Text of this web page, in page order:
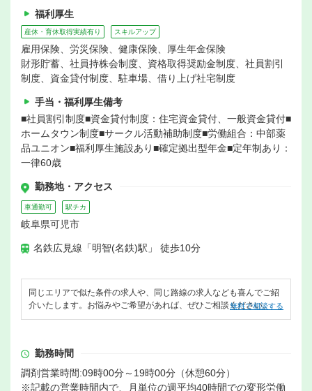
福利厚生
産休・育休取得実績有り スキルアップ
雇用保険、労災保険、健康保険、厚生年金保険
財形貯蓄、社員持株会制度、資格取得奨励金制度、社員割引
制度、資金貸付制度、駐車場、借り上げ社宅制度
手当・福利厚生備考
■社員割引制度■資金貸付制度：住宅資金貸付、一般資金貸付■
ホームタウン制度■サークル活動補助制度■労働組合：中部薬
品ユニオン■福利厚生施設あり■確定拠出型年金■定年制あり：
一律60歳
勤務地・アクセス
車通勤可 駅チカ
岐阜県可児市
名鉄広見線「明智(名鉄)駅」 徒歩10分
同じエリアで似た条件の求人や、同じ路線の求人なども喜んでご紹
介いたします。お悩みやご希望があれば、ぜひご相談ください。
無料で相談する
勤務時間
調剤営業時間:09時00分～19時00分（休憩60分）
※記載の営業時間内で、月単位の週平均40時間での変形労働